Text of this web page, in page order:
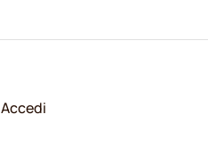
Accedi